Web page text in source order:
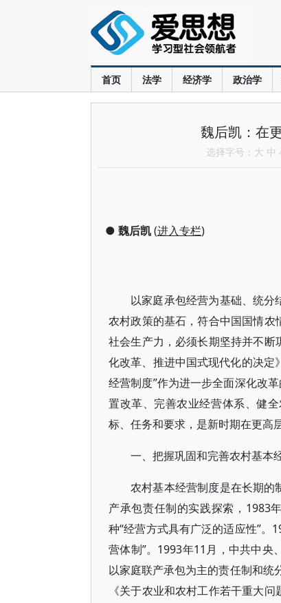
首页 法学 经济学 政治学
魏后凯：在
选择字号： 大 中
● 魏后凯(进入专栏)
以家庭承包经营为基础、统
农村政策的基石，符合中国国情
社会生产力，必须长期坚持并不
化改革、推进中国式现代化的决定
经营制度”作为进一步全面深化改
置改革、完善农业经营体系、健
标、任务和要求，是新时期在更高
一、把握巩固和完善农村基本
农村基本经营制度是在长期的
产承包责任制的实践探索，1983
种“经营方式具有广泛的适应性”。
营体制”。1993年11月，中共中央
以家庭联产承包为主的责任制和统
《关于农业和农村工作若干重大